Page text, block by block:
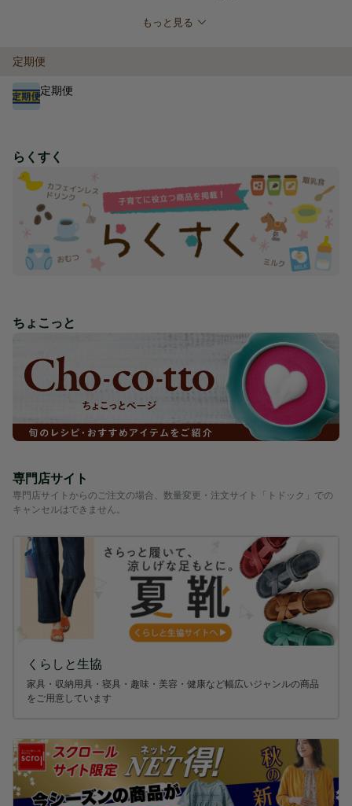
もっと見る
定期便
定期便
らくすく
ちょこっと
専門店サイト
専門店サイトからのご注文の場合、数量変更・注文サイト「トドック」での
キャンセルはできません。
くらしと生協
家具・収納用具・寝具・趣味・美容・健康など幅広いジャンルの商品
をご用意しています